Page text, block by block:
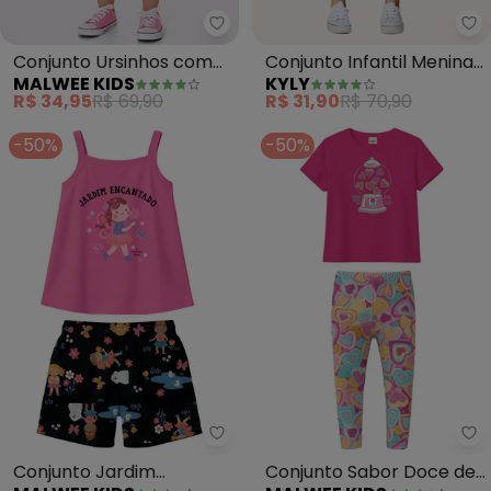
Malwee Kids - Conjunto
Conjunto Ursinhos com
Glitter (Rosa)
MALWEE KIDS
R$ 34,95R$ 69,90
Conjunto Infantil Menina
em Algodão (Rosa)
KYLY
R$ 31,90R$ 70,90
-50%
Malwee Kids - Conjunto Jardim
Conjunto Jardim
-50%
Conjunto Sabor Doce de